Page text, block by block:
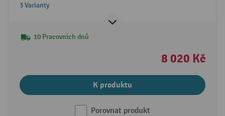
3 Varianty
10 Pracovních dnů
8 020 Kč
K produktu
Porovnat produkt